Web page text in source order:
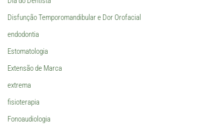
Disfunção Temporomandibular e Dor Orofacial
endodontia
Estomatologia
Extensão de Marca
extrema
fisioterapia
Fonoaudiologia